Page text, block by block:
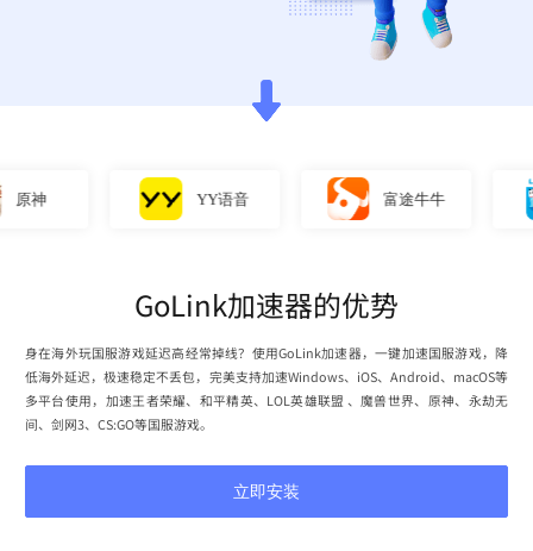
YY语音 富途牛牛 直
GoLink加速器的优势
身在海外玩国服游戏延迟高经常掉线？使用GoLink加速器，一键加速国服游戏，降
低海外延迟，极速稳定不丢包，完美支持加速Windows、iOS、Android、macOS等
多平台使用，加速王者荣耀、和平精英、LOL英雄联盟 、魔兽世界、原神、永劫无
间、剑网3、CS:GO等国服游戏。
立即安装